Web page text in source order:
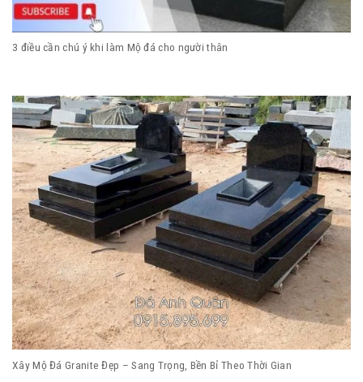
3 điều cần chú ý khi làm Mộ đá cho người thân
Xây Mộ Đá Granite Đẹp – Sang Trọng, Bền Bỉ Theo Thời Gian